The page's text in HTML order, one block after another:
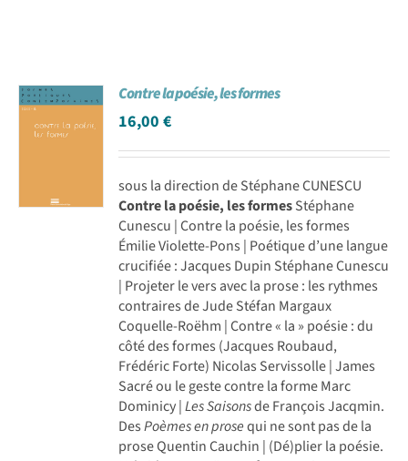
Contre la poésie, les formes
16,00€
sous la direction de Stéphane CUNESCU
Contre la poésie, les formesStéphane
Cunescu | Contre la poésie, les formes
Émilie Violette-Pons | Poétique d’une langue
crucifiée : Jacques Dupin Stéphane Cunescu
| Projeter le vers avec la prose : les rythmes
contraires de Jude Stéfan Margaux
Coquelle-Roëhm | Contre « la » poésie : du
côté des formes (Jacques Roubaud,
Frédéric Forte) Nicolas Servissolle | James
Sacré ou le geste contre la forme Marc
Dominicy |Les Saisonsde François Jacqmin.
DesPoèmes en prosequi ne sont pas de la
prose Quentin Cauchin | (Dé)plier la poésie.